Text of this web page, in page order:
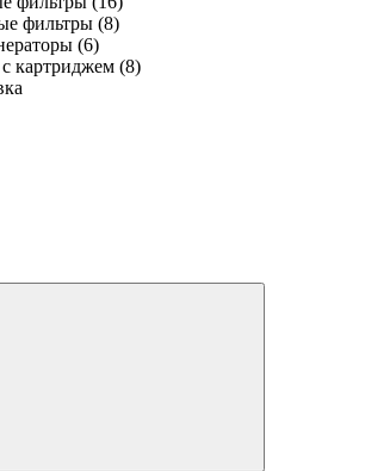
фильтры (8)
(6)
картриджем (8)